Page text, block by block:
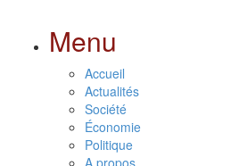
Menu
Accueil
Actualités
Société
Économie
Politique
A propos